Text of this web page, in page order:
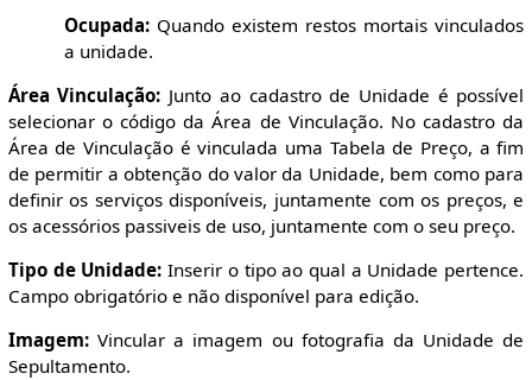
Ocupada: Quando existem restos mortais vinculados
a unidade.
Área Vinculação: Junto ao cadastro de Unidade é possível
selecionar o código da Área de Vinculação. No cadastro da
Área de Vinculação é vinculada uma Tabela de Preço, a fim
de permitir a obtenção do valor da Unidade, bem como para
definir os serviços disponíveis, juntamente com os preços, e
os acessórios passiveis de uso, juntamente com o seu preço.
Tipo de Unidade: Inserir o tipo ao qual a Unidade pertence.
Campo obrigatório e não disponível para edição.
Imagem:Vincular a imagem ou fotografia da Unidade de
Sepultamento.